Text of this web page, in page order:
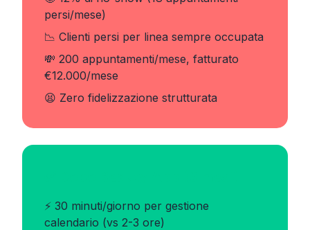
persi/mese)
📉 Clienti persi per linea sempre occupata
💸 200 appuntamenti/mese, fatturato
€12.000/mese
😫 Zero fidelizzazione strutturata
⚡ 30 minuti/giorno per gestione
calendario (vs 2-3 ore)